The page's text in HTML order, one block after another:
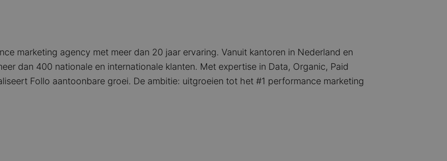
marketing agency met meer dan 20 jaar ervaring. Vanuit kantoren in Nederland en
dan 400 nationale en internationale klanten. Met expertise in Data, Organic, Paid
Follo aantoonbare groei. De ambitie: uitgroeien tot het #1 performance marketing